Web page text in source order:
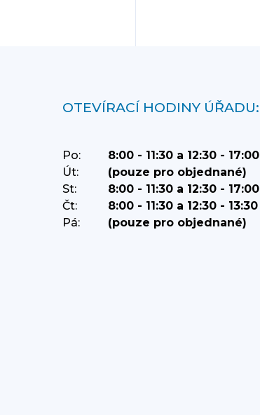
OTEVÍRACÍ HODINY ÚŘADU:
Po:
8:00 - 11:30 a 12:30 - 17:00
Út:
(pouze pro objednané)
St:
8:00 - 11:30 a 12:30 - 17:00
Čt:
8:00 - 11:30 a 12:30 - 13:30
Pá:
(pouze pro objednané)